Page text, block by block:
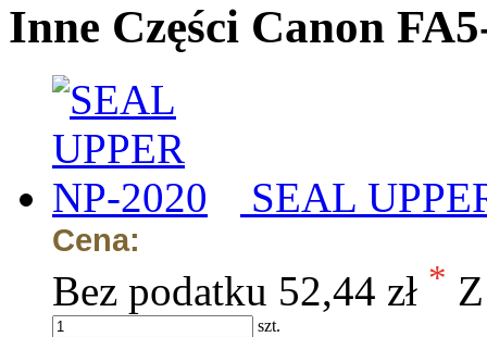
Inne Części Canon
SEAL
Cena:
Bez podatku 52,44 zł *
szt.